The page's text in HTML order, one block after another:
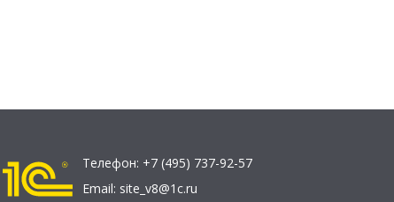
Телефон: +7 (495) 737-92-57
Email: site_v8@1c.ru